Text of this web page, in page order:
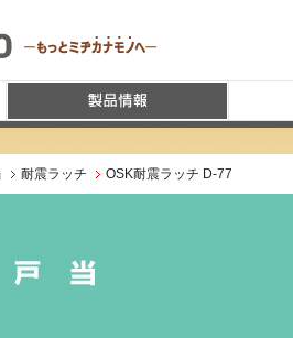
耐震ラッチ OSK耐震ラッチ D-77